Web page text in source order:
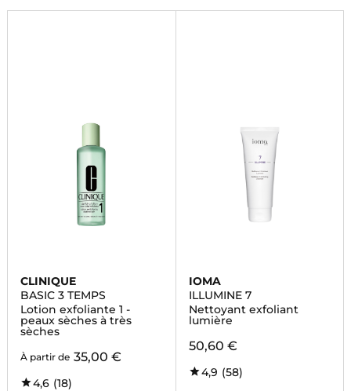
CLINIQUE
BASIC 3 TEMPS
Lotion exfoliante 1 -
peaux sèches à très
sèches
À partir de 35,00 €
4,6 (18)
IOMA
ILLUMINE 7
Nettoyant exfoliant
lumière
50,60 €
4,9 (58)